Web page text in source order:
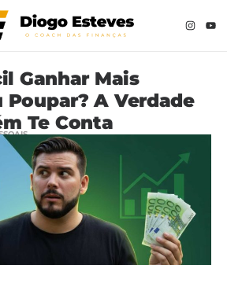
Ganhar Mais
A Verdade
Te Conta